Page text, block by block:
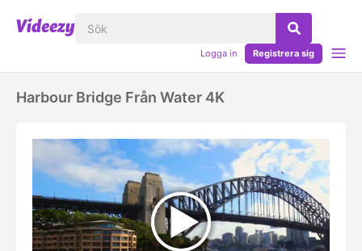
Logga in Registrera sig
Harbour Bridge Från Water 4K